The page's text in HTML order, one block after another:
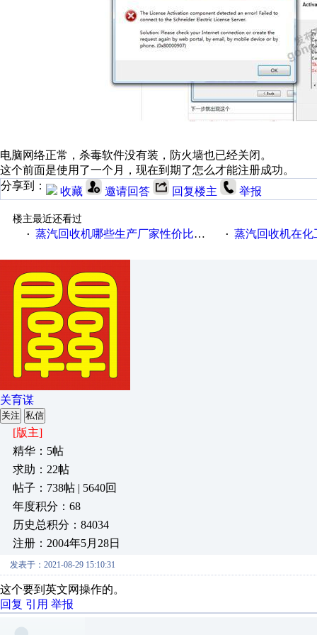
电脑网络正常，杀毒软件没有装，防火墙也已经关闭。
这个前面是使用了一个月，现在到期了怎么才能注册成功。
分享到：
收藏 邀请回答 回复楼主 举报
楼主最近还看过
· 蒸汽回收机哪些生产厂家性价比高一些 · 蒸汽回收机在化
关育谋
关注 私信
[版主]
精华：5帖
求助：22帖
帖子：738帖 | 5640回
年度积分：68
历史总积分：84034
注册：2004年5月28日
发表于：2021-08-29 15:10:31
这个要到英文网操作的。
回复 引用 举报